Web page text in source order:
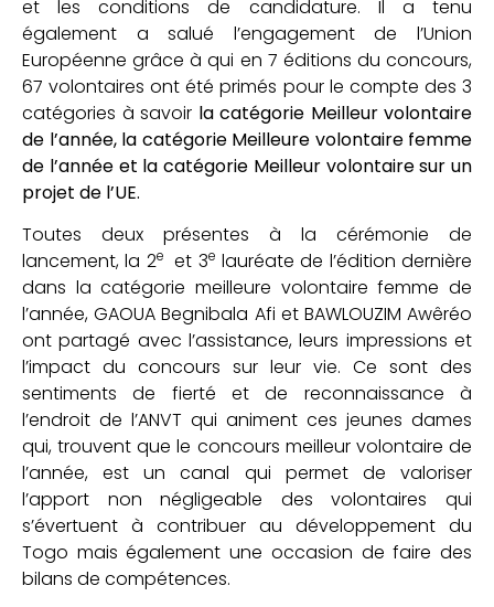
et les conditions de candidature. Il a tenu
également a salué l’engagement de l’Union
Européenne grâce à qui en 7 éditions du concours,
67 volontaires ont été primés pour le compte des 3
catégories à savoir la catégorie Meilleur volontaire
de l’année, la catégorie Meilleure volontaire femme
de l’année et la catégorie Meilleur volontaire sur un
projet de l’UE.
Toutes deux présentes à la cérémonie de
lancement, la 2e et 3e lauréate de l’édition dernière
dans la catégorie meilleure volontaire femme de
l’année, GAOUA Begnibala Afi et BAWLOUZIM Awêréo
ont partagé avec l’assistance, leurs impressions et
l’impact du concours sur leur vie. Ce sont des
sentiments de fierté et de reconnaissance à
l’endroit de l’ANVT qui animent ces jeunes dames
qui, trouvent que le concours meilleur volontaire de
l’année, est un canal qui permet de valoriser
l’apport non négligeable des volontaires qui
s’évertuent à contribuer au développement du
Togo mais également une occasion de faire des
bilans de compétences.